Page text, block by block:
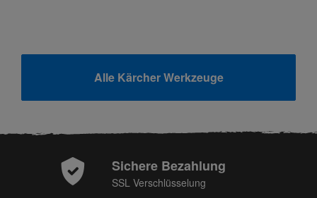
Alle Kärcher Werkzeuge
Sichere Bezahlung
SSL Verschlüsselung